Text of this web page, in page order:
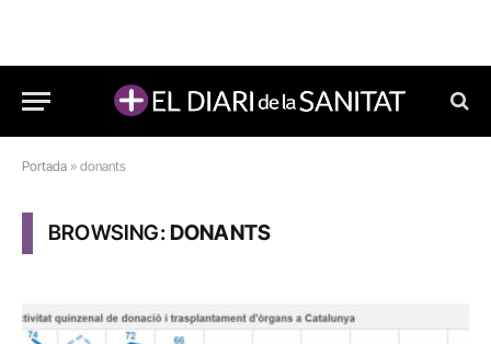
Portada » donants
BROWSING:DONANTS